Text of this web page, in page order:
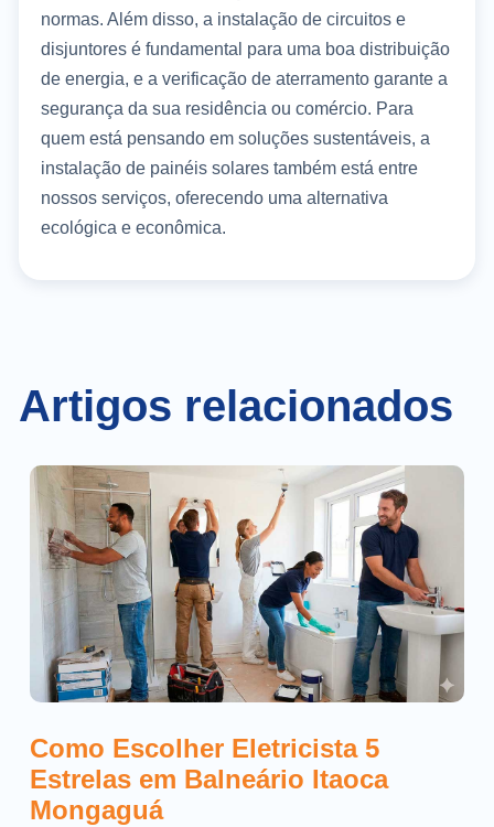
normas. Além disso, a instalação de circuitos e
disjuntores é fundamental para uma boa distribuição
de energia, e a verificação de aterramento garante a
segurança da sua residência ou comércio. Para
quem está pensando em soluções sustentáveis, a
instalação de painéis solares também está entre
nossos serviços, oferecendo uma alternativa
ecológica e econômica.
Artigos relacionados
Como Escolher Eletricista 5
Estrelas em Balneário Itaoca
Mongaguá